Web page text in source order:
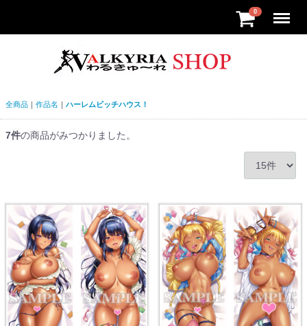
0
全商品 作品名 ハーレムビッチハウス！
7件の商品がみつかりました。